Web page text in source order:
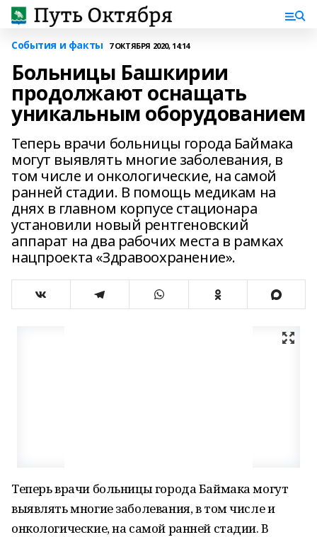
События и факты 7 ОКТЯБРЯ 2020, 14:14
Больницы Башкирии
продолжают оснащать
уникальным оборудованием
Теперь врачи больницы города Баймака
могут выявлять многие заболевания, в
том числе и онкологические, на самой
ранней стадии. В помощь медикам на
днях в главном корпусе стационара
установили новый рентгеновский
аппарат на два рабочих места в рамках
нацпроекта «Здравоохранение».
Теперь врачи больницы города Баймака могут
выявлять многие заболевания, в том числе и
онкологические, на самой ранней стадии. В